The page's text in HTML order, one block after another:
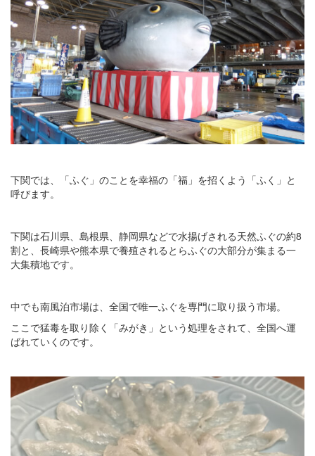
下関では、「ふぐ」のことを幸福の「福」を招くよう「ふく」と
呼びます。
下関は石川県、島根県、静岡県などで水揚げされる天然ふぐの約8
割と、長崎県や熊本県で養殖されるとらふぐの大部分が集まる一
大集積地です。
中でも南風泊市場は、全国で唯一ふぐを専門に取り扱う市場。
ここで猛毒を取り除く「みがき」という処理をされて、全国へ運
ばれていくのです。